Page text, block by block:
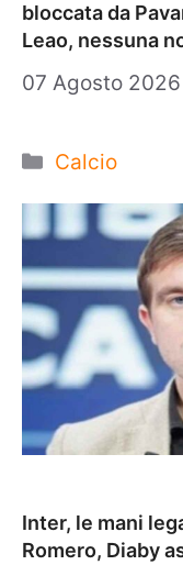
bloccata da
Leao, nessuna
07 Agosto 2026
Categorie
Calcio
Inter, le mani
Romero, Diaby